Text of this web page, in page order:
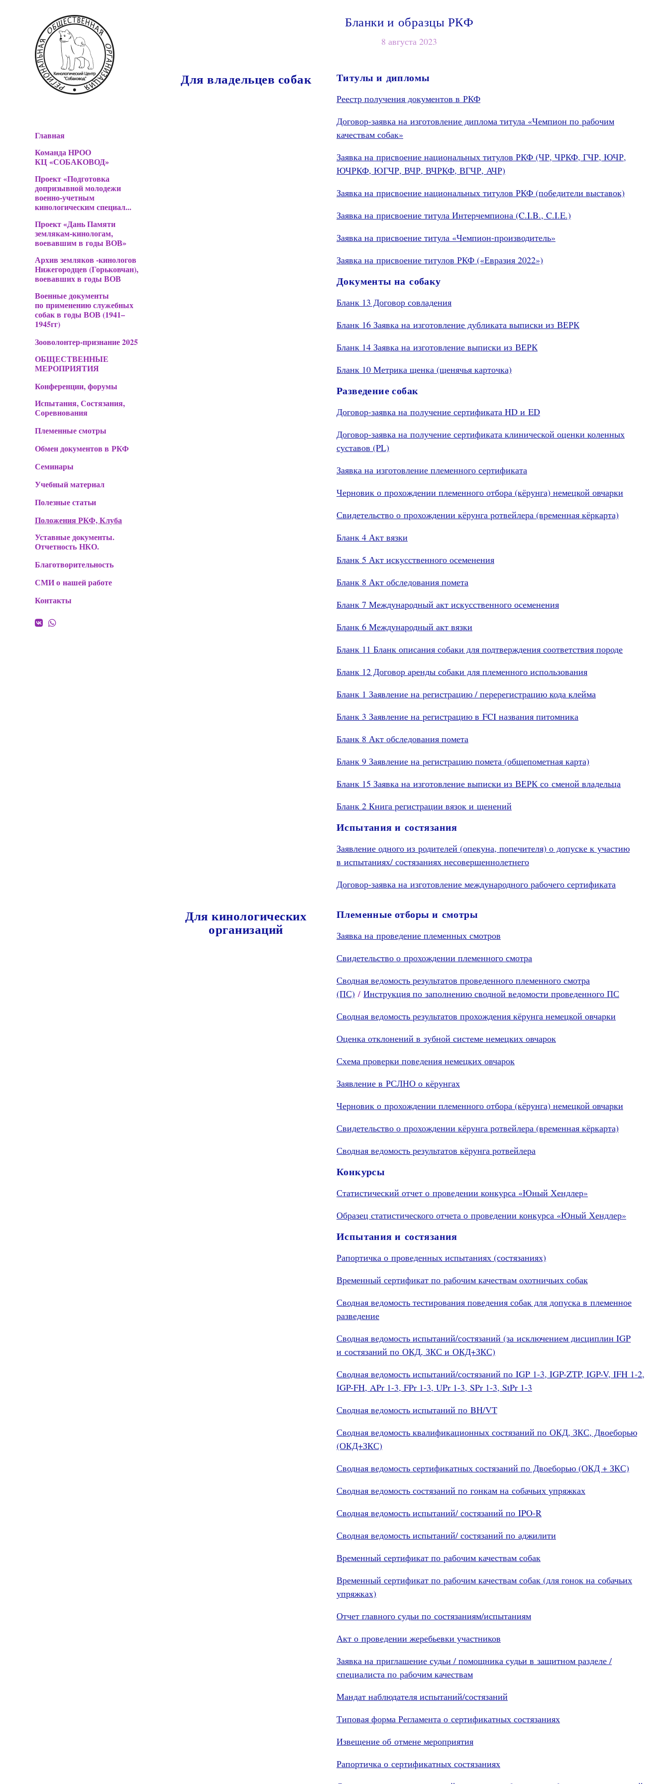
Главная
Команда НРОО
КЦ «СОБАКОВОД»
Проект «Подготовка
допризывной молодежи
военно-учетным
кинологическим специал...
Проект «Дань Памяти
землякам-кинологам,
воевавшим в годы ВОВ»
Архив земляков -кинологов
Нижегородцев (Горьковчан),
воевавших в годы ВОВ
Военные документы
по применению служебных
собак в годы ВОВ (1941–
1945гг)
Зооволонтер-признание 2025
ОБЩЕСТВЕННЫЕ
МЕРОПРИЯТИЯ
Конференции, форумы
Испытания, Состязания,
Соревнования
Племенные смотры
Обмен документов в РКФ
Семинары
Учебный материал
Полезные статьи
Положения РКФ, Клуба
Уставные документы.
Отчетность НКО.
Благотворительность
СМИ о нашей работе
Контакты
Бланки и образцы РКФ
8 августа 2023
Для владельцев собак Титулы и дипломы
Реестр получения документов в РКФ
Договор-заявка на изготовление диплома титула «Чемпион по рабочим
качествам собак»
Заявка на присвоение национальных титулов РКФ (ЧР, ЧРКФ, ГЧР, ЮЧР,
ЮЧРКФ, ЮГЧР, ВЧР, ВЧРКФ, ВГЧР, АЧР)
Заявка на присвоение национальных титулов РКФ (победители выставок)
Заявка на присвоение титула Интерчемпиона (C.I.B., C.I.E.)
Заявка на присвоение титула «Чемпион-производитель»
Заявка на присвоение титулов РКФ («Евразия 2022»)
Документы на собаку
Бланк 13 Договор совладения
Бланк 16 Заявка на изготовление дубликата выписки из ВЕРК
Бланк 14 Заявка на изготовление выписки из ВЕРК
Бланк 10 Метрика щенка (щенячья карточка)
Разведение собак
Договор-заявка на получение сертификата HD и ED
Договор-заявка на получение сертификата клинической оценки коленных
суставов (PL)
Заявка на изготовление племенного сертификата
Черновик о прохождении племенного отбора (кёрунга) немецкой овчарки
Свидетельство о прохождении кёрунга ротвейлера (временная кёркарта)
Бланк 4 Акт вязки
Бланк 5 Акт искусственного осеменения
Бланк 8 Акт обследования помета
Бланк 7 Международный акт искусственного осеменения
Бланк 6 Международный акт вязки
Бланк 11 Бланк описания собаки для подтверждения соответствия породе
Бланк 12 Договор аренды собаки для племенного использования
Бланк 1 Заявление на регистрацию / перерегистрацию кода клейма
Бланк 3 Заявление на регистрацию в FCI названия питомника
Бланк 8 Акт обследования помета
Бланк 9 Заявление на регистрацию помета (общепометная карта)
Бланк 15 Заявка на изготовление выписки из ВЕРК со сменой владельца
Бланк 2 Книга регистрации вязок и щенений
Испытания и состязания
Заявление одного из родителей (опекуна, попечителя) о допуске к участию
в испытаниях/ состязаниях несовершеннолетнего
Договор-заявка на изготовление международного рабочего сертификата
Для кинологических
организаций
Племенные отборы и смотры
Заявка на проведение племенных смотров
Свидетельство о прохождении племенного смотра
Сводная ведомость результатов проведенного племенного смотра
(ПС) / Инструкция по заполнению сводной ведомости проведенного ПС
Сводная ведомость результатов прохождения кёрунга немецкой овчарки
Оценка отклонений в зубной системе немецких овчарок
Схема проверки поведения немецких овчарок
Заявление в РСЛНО о кёрунгах
Черновик о прохождении племенного отбора (кёрунга) немецкой овчарки
Свидетельство о прохождении кёрунга ротвейлера (временная кёркарта)
Сводная ведомость результатов кёрунга ротвейлера
Конкурсы
Статистический отчет о проведении конкурса «Юный Хендлер»
Образец статистического отчета о проведении конкурса «Юный Хендлер»
Испытания и состязания
Рапортичка о проведенных испытаниях (состязаниях)
Временный сертификат по рабочим качествам охотничьих собак
Сводная ведомость тестирования поведения собак для допуска в племенное
разведение
Сводная ведомость испытаний/состязаний (за исключением дисциплин IGP
и состязаний по ОКД, ЗКС и ОКД+ЗКС)
Сводная ведомость испытаний/состязаний по IGP 1-3, IGP-ZTP, IGP-V, IFH 1-2,
IGP-FH, APr 1-3, FPr 1-3, UPr 1-3, SPr 1-3, StPr 1-3
Сводная ведомость испытаний по BH/VT
Сводная ведомость квалификационных состязаний по ОКД, ЗКС, Двоеборью
(ОКД+ЗКС)
Сводная ведомость сертификатных состязаний по Двоеборью (ОКД + ЗКС)
Сводная ведомость состязаний по гонкам на собачьих упряжках
Сводная ведомость испытаний/ состязаний по IPO-R
Сводная ведомость испытаний/ состязаний по аджилити
Временный сертификат по рабочим качествам собак
Временный сертификат по рабочим качествам собак (для гонок на собачьих
упряжках)
Отчет главного судьи по состязаниям/испытаниям
Акт о проведении жеребьевки участников
Заявка на приглашение судьи / помощника судьи в защитном разделе /
специалиста по рабочим качествам
Мандат наблюдателя испытаний/состязаний
Типовая форма Регламента о сертификатных состязаниях
Извещение об отмене мероприятия
Рапортичка о сертификатных состязаниях